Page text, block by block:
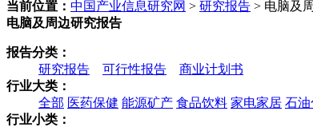
当前位置： 中国产业信息研究网 > 研究报告 > 电脑及
电脑及周边研究报告
报告分类：
研究报告
可行性报告
商业计划书
行业大类：
全部 医药保健 能源矿产 食品饮料 家电家居 石油
行业小类：